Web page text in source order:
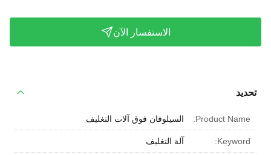
الاستفسار الآن
تحديد
Product Name: السيلوفان فوق آلات التغليف
Keyword: آلة التغليف